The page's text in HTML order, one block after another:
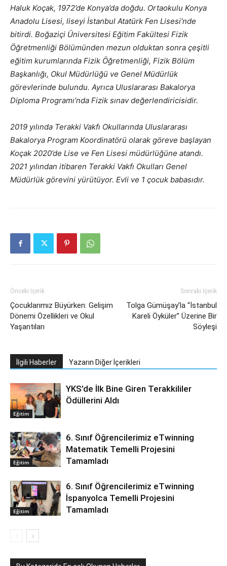
Haluk Koçak, 1972’de Konya’da doğdu. Ortaokulu Konya
Anadolu Lisesi, liseyi İstanbul Atatürk Fen Lisesi’nde
bitirdi. Boğaziçi Üniversitesi Eğitim Fakültesi Fizik
Öğretmenliği Bölümünden mezun olduktan sonra çeşitli
eğitim kurumlarında Fizik Öğretmenliği, Fizik Bölüm
Başkanlığı, Okul Müdürlüğü ve Genel Müdürlük
görevlerinde bulundu. Ayrıca Uluslararası Bakalorya
Diploma Programı’nda Fizik sınav değerlendiricisidir.
2019 yılında Terakki Vakfı Okullarında Uluslararası
Bakalorya Program Koordinatörü olarak göreve başlayan
Koçak 2020’de Lise ve Fen Lisesi müdürlüğüne atandı.
2021 yılından itibaren Terakki Vakfı Okulları Genel
Müdürlük görevini yürütüyor. Evli ve 1 çocuk babasıdır.
Önceki İçerik
Çocuklarımız Büyürken: Gelişim
Dönemi Özellikleri ve Okul
Yaşantıları
Sonraki İçerik
Tolga Gümüşay’la “İstanbul
Kareli Öyküler” Üzerine Bir
Söyleşi
İlgili Haberler Yazarın Diğer İçerikleri
Eğitim
YKS’de İlk Bine Giren Terakkililer
Ödüllerini Aldı
Eğitim
6. Sınıf Öğrencilerimiz eTwinning
Matematik Temelli Projesini
Tamamladı
Eğitim
6. Sınıf Öğrencilerimiz eTwinning
İspanyolca Temelli Projesini
Tamamladı